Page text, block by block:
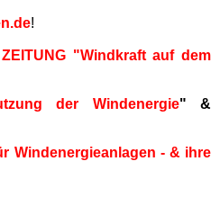
!
ZEITUNG "Windkraft auf dem
der Windenergie" &
Windenergieanlagen - & ihre